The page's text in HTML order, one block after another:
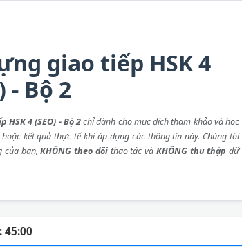
giao tiếp HSK 4
- Bộ 2
HSK 4 (SEO) - Bộ 2chỉ dành cho mục đích tham khảo và học
kết quả thực tế khi áp dụng các thông tin này. Chúng tôi
của bạn,KHÔNG theo dõithao tác và KHÔNG thu thập dữ
45:00